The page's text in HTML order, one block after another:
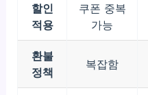
할인
적용
쿠폰 중복
가능
환불
정책
복잡함